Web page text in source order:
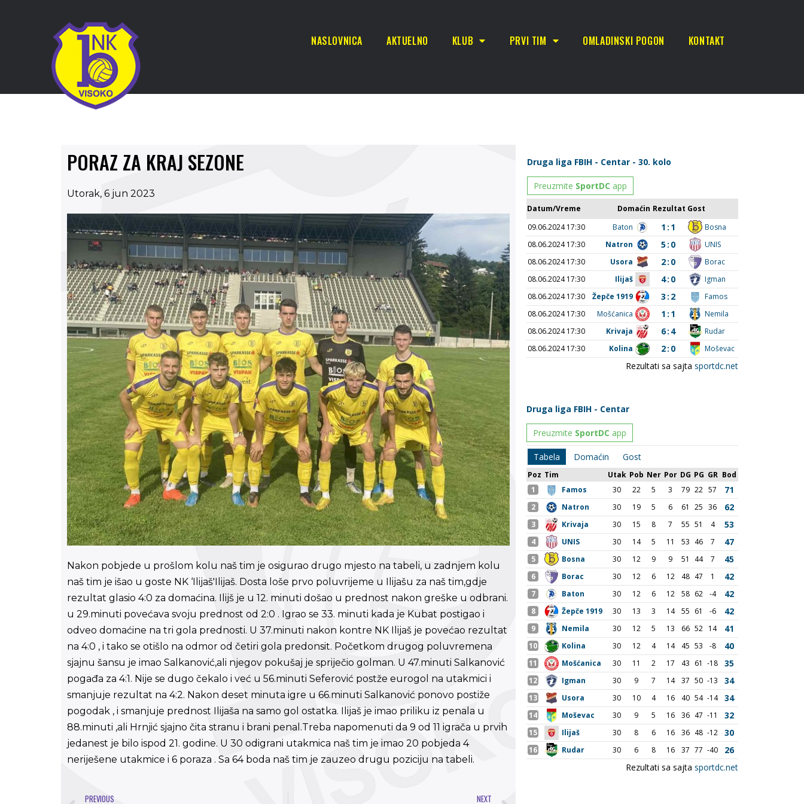
NASLOVNICA AKTUELNO KLUB PRVI TIM OMLADINSKI POGON KONTAKT
PORAZ ZA KRAJ SEZONE
Utorak, 6 jun 2023
Nakon pobjede u prošlom kolu naš tim je osigurao drugo mjesto na tabeli, u zadnjem kolu
naš tim je išao u goste NK ‘Ilijaš'Ilijaš. Dosta loše prvo poluvrijeme u Ilijašu za naš tim,gdje
rezultat glasio 4:0 za domaćina. Ilijš je u 12. minuti došao u prednost nakon greške u odbrani.
u 29.minuti povećava svoju prednost od 2:0 . Igrao se 33. minuti kada je Kubat postigao i
odveo domaćine na tri gola prednosti. U 37.minuti nakon kontre NK Ilijaš je povećao rezultat
na 4:0 , i tako se otišlo na odmor od četiri gola predonsit. Početkom drugog poluvremena
sjajnu šansu je imao Salkanović,ali njegov pokušaj je spriječio golman. U 47.minuti Salkanović
pogađa za 4:1. Nije se dugo čekalo i već u 56.minuti Seferović postže eurogol na utakmici i
smanjuje rezultat na 4:2. Nakon deset minuta igre u 66.minuti Salkanović ponovo postiže
pogodak , i smanjuje prednost Ilijaša na samo gol ostatka. Ilijaš je imao priliku iz penala u
88.minuti ,ali Hrnjić sjajno čita stranu i brani penal.Treba napomenuti da 9 od 11 igrača u prvih
jedanest je bilo ispod 21. godine. U 30 odigrani utakmica naš tim je imao 20 pobjeda 4
neriješene utakmice i 6 poraza . Sa 64 boda naš tim je zauzeo drugu poziciju na tabeli.
PREVIOUS NEXT